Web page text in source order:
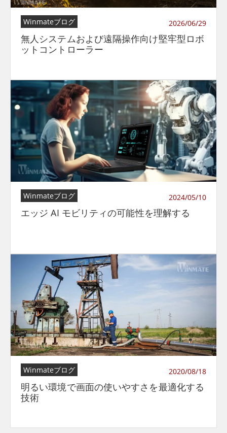
Winmateブログ 2026/06/29
無人システムおよび遠隔操作向け堅牢型ロボ
ットコントローラー
Winmateブログ 2024/05/10
エッジ AI モビリティの可能性を理解する
Winmateブログ 2020/08/18
明るい環境で画面の使いやすさを最適化する
技術